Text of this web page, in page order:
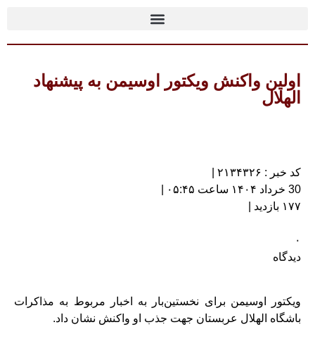
اولین واکنش ویکتور اوسیمن به پیشنهاد
الهلال
کد خبر : ۲۱۳۴۳۲۶ |
30 خرداد ۱۴۰۴ ساعت ۰۵:۴۵ |
۱۷۷ بازدید |
۰
دیدگاه
ویکتور اوسیمن برای نخستین‌بار به اخبار مربوط به مذاکرات
باشگاه الهلال عربستان جهت جذب او واکنش نشان داد.